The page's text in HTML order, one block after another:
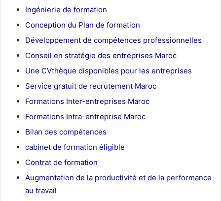
Ingénierie de formation
Conception du Plan de formation
Développement de compétences professionnelles
Conseil en stratégie des entreprises Maroc
Une CVthèque disponibles pour les entreprises
Service gratuit de recrutement Maroc
Formations Inter-entreprises Maroc
Formations Intra-entreprise Maroc
Bilan des compétences
cabinet de formation éligible
Contrat de formation
Augmentation de la productivité et de la performance
au travail